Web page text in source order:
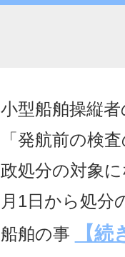
小型船舶操縦
「発航前の検
政処分の対象
月1日から処分
船舶の事
【続